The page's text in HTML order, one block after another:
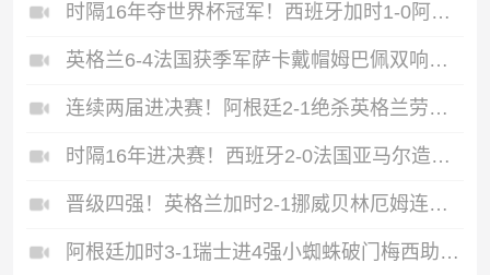
时隔16年夺世界杯冠军！西班牙加时1-0阿根廷费兰制胜恩佐染红
英格兰6-4法国获季军萨卡戴帽姆巴佩双响创纪录奥利塞2助+失良机
连续两届进决赛！阿根廷2-1绝杀英格兰劳塔罗恩佐破门梅西两助攻
时隔16年进决赛！西班牙2-0法国亚马尔造点奥亚萨瓦尔、波罗破门
晋级四强！英格兰加时2-1挪威贝林厄姆连场双响谢尔德鲁普破门
阿根廷加时3-1瑞士进4强小蜘蛛破门梅西助攻麦卡恩博洛假摔染红